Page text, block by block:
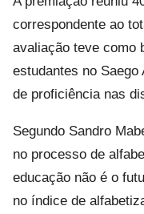
correspondente ao
avaliação teve como
estudantes no
de proficiência nas
Segundo Sandro
no processo de
educação não é o
no índice de